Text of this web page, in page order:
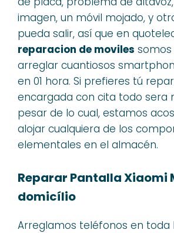
imagen, un móvil mojado, y
pueda salir, así que en
reparacion de moviles
arreglar cuantiosos
en 01 hora. Si prefieres tú
encargada con cita todo sera
pesar de lo cual, estamos
alojar cualquiera de los
elementales en el almacén.
Reparar Pantalla Xiaomi
domicílio
Arreglamos teléfonos en toda